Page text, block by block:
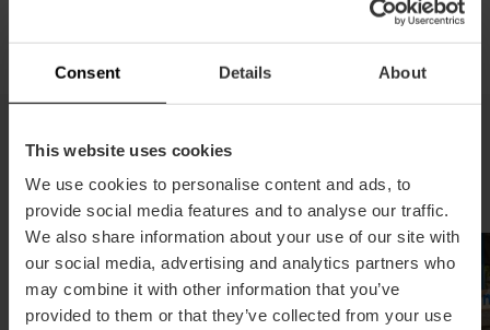
Consent Details About
This website uses cookies
We use cookies to personalise content and ads, to
provide social media features and to analyse our traffic.
We also share information about your use of our site with
our social media, advertising and analytics partners who
may combine it with other information that you’ve
provided to them or that they’ve collected from your use
agencia o inmobiliaria que te ayude con la gestión.
Alojamiento recomendado